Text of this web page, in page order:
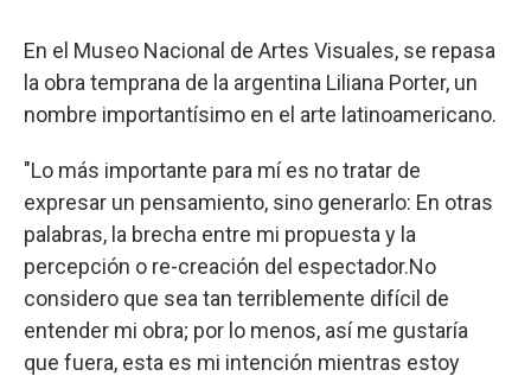
k
p
n
En el Museo Nacional de Artes Visuales, se repasa
la obra temprana de la argentina Liliana Porter, un
nombre importantísimo en el arte latinoamericano.
"Lo más importante para mí es no tratar de
expresar un pensamiento, sino generarlo: En otras
palabras, la brecha entre mi propuesta y la
percepción o re-creación del espectador.No
considero que sea tan terriblemente difícil de
entender mi obra; por lo menos, así me gustaría
que fuera, esta es mi intención mientras estoy